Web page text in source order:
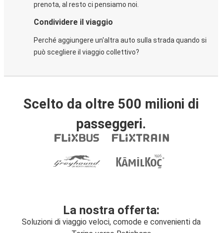
prenota, al resto ci pensiamo noi.
Condividere il viaggio
Perché aggiungere un'altra auto sulla strada quando si
può scegliere il viaggio collettivo?
Scelto da oltre 500 milioni di
passeggeri.
La nostra offerta:
Soluzioni di viaggio veloci, comode e convenienti da